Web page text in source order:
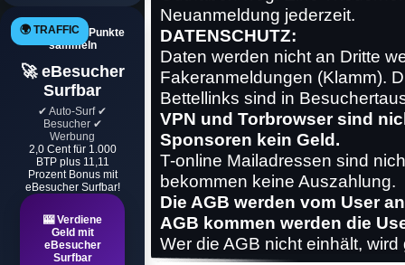
🌍 TRAFFIC
Automatisch Punkte
sammeln
🚀 eBesucher
Surfbar
✔ Auto-Surf ✔
Besucher ✔
Werbung
2,0 Cent für 1.000
BTP plus 11,11
Prozent Bonus mit
eBesucher Surfbar!
🎰 Verdiene
Geld mit
eBesucher
Surfbar
Neuanmeldung jederzeit.
DATENSCHUTZ:
Daten werden nicht an Dritte
Fakeranmeldungen (Klamm).
Bettellinks sind in
VPN und Torbrowser sind
Sponsoren kein Geld.
T-online Mailadressen sind
bekommen keine Auszahlung.
Die AGB werden vom User
AGB kommen werden die
Wer die AGB nicht einhält,